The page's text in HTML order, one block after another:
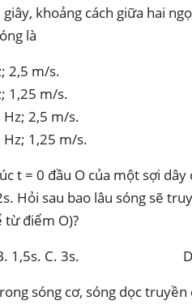
khoảng cách giữa hai
là
2,5 m/s.
1,25 m/s.
Hz; 2,5 m/s.
Hz; 1,25 m/s.
t = 0 đầu O của một sợi
Hỏi sau bao lâu sóng sẽ
từ điểm O)?
B. 1,5s. C. 3s. D.
sóng cơ, sóng dọc